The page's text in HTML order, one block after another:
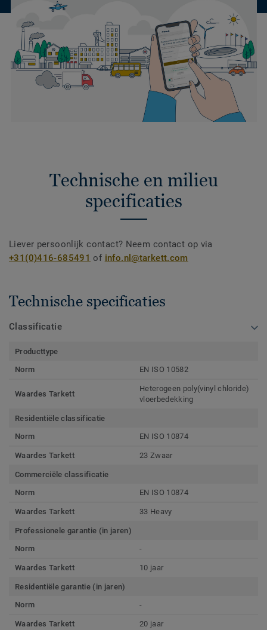
Technische en milieu
specificaties
Liever persoonlijk contact? Neem contact op via
+31(0)416-685491 of info.nl@tarkett.com
Technische specificaties
Classificatie
Producttype
Norm
EN ISO 10582
Waardes Tarkett
Heterogeen poly(vinyl chloride)
vloerbedekking
Residentiële classificatie
Norm
EN ISO 10874
Waardes Tarkett 23 Zwaar
Commerciële classificatie
Norm
EN ISO 10874
Waardes Tarkett 33 Heavy
Professionele garantie (in jaren)
Norm
-
Waardes Tarkett 10 jaar
Residentiële garantie (in jaren)
Norm
-
Waardes Tarkett 20 jaar